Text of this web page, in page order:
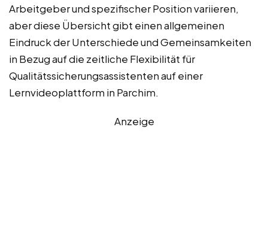
Arbeitgeber und spezifischer Position variieren,
aber diese Übersicht gibt einen allgemeinen
Eindruck der Unterschiede und Gemeinsamkeiten
in Bezug auf die zeitliche Flexibilität für
Qualitätssicherungsassistenten auf einer
Lernvideoplattform in Parchim.
Anzeige